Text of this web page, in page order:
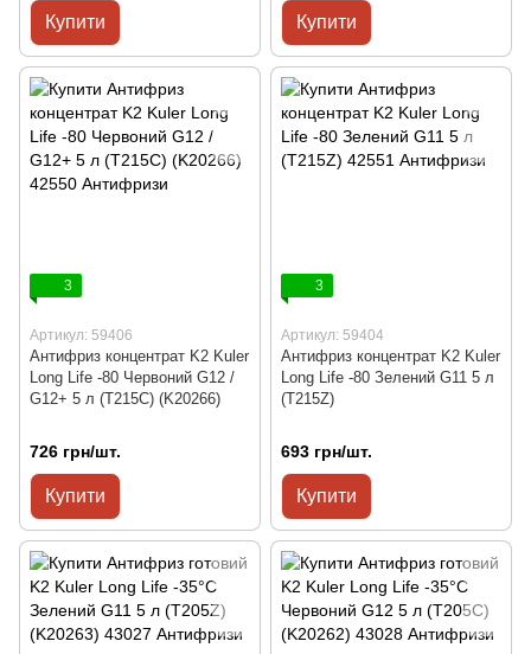
Купити Купити
3
Артикул: 59406
Антифриз концентрат K2 Kuler
Long Life -80 Червоний G12 /
G12+ 5 л (T215C) (K20266)
726 грн/шт.
Купити
3
Артикул: 59404
Антифриз концентрат K2 Kuler
Long Life -80 Зелений G11 5 л
(T215Z)
693 грн/шт.
Купити